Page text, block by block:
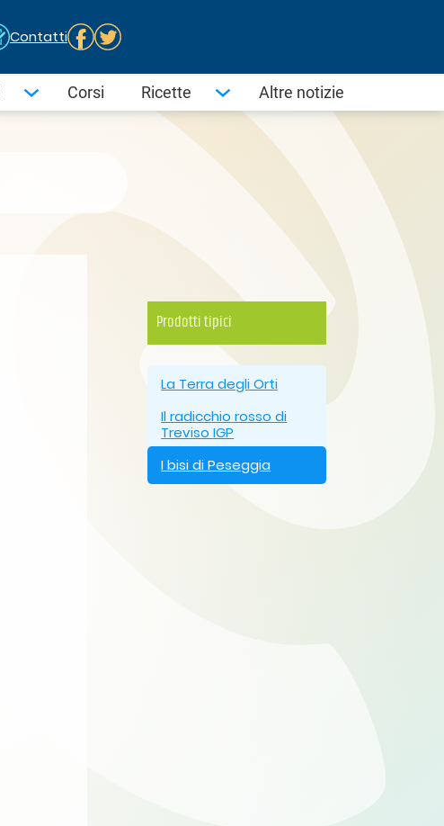
Contatti
Corsi Ricette Altre notizie
Prodotti tipici
La Terra degli Orti
Il radicchio rosso di
Treviso IGP
I bisi di Peseggia